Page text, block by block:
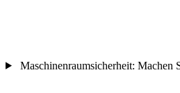
Maschinenraumsicherheit: Machen